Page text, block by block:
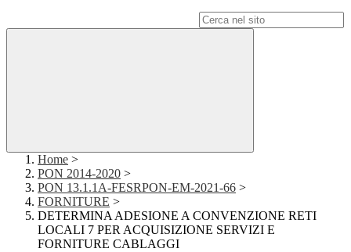
Home >
PON 2014-2020 >
PON 13.1.1A-FESRPON-EM-2021-66 >
FORNITURE >
DETERMINA ADESIONE A CONVENZIONE RETI
LOCALI 7 PER ACQUISIZIONE SERVIZI E
FORNITURE CABLAGGI